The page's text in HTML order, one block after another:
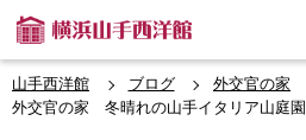
山手西洋館 ブログ
外交官の家
外交官の家 冬晴れの山手イタリア山庭園